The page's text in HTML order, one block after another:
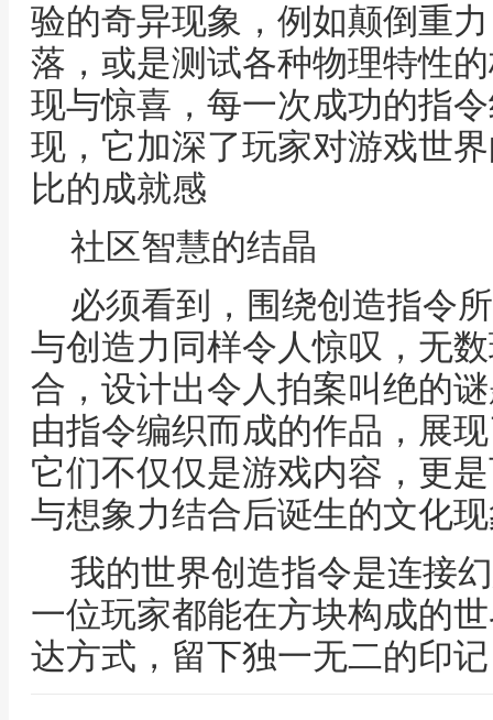
验的奇异现象，例如颠倒重
落，或是测试各种物理特性
现与惊喜，每一次成功的指
现，它加深了玩家对游戏世
比的成就感
社区智慧的结晶
必须看到，围绕创造指令
与创造力同样令人惊叹，无
合，设计出令人拍案叫绝的
由指令编织而成的作品，展
它们不仅仅是游戏内容，更
与想象力结合后诞生的文化
我的世界创造指令是连接
一位玩家都能在方块构成的
达方式，留下独一无二的印记